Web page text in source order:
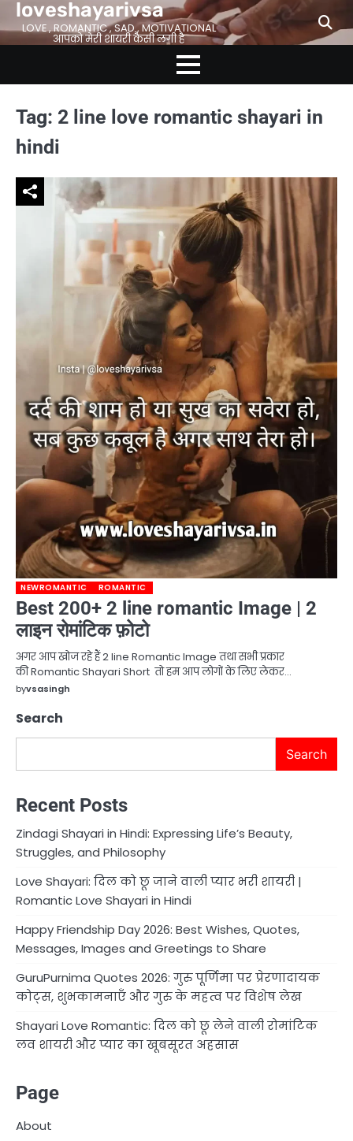
Skip
to
content
loveshayarivsa
LOVE , ROMANTIC , SAD , MOTIVATIONAL
आपको मेरी शायरी कैसी लगी है
Tag: 2 line love romantic shayari in
hindi
NEWROMANTIC ROMANTIC
Best 200+ 2 line romantic Image | 2
लाइन रोमांटिक फ़ोटो
अगर आप खोज रहे हैं 2 line Romantic Image तथा सभी प्रकार
की Romantic Shayari Short तो हम आप लोगों के लिए लेकर…
byvsasingh
Search
Search
Recent Posts
Zindagi Shayari in Hindi: Expressing Life’s Beauty,
Struggles, and Philosophy
Love Shayari: दिल को छू जाने वाली प्यार भरी शायरी |
Romantic Love Shayari in Hindi
Happy Friendship Day 2026: Best Wishes, Quotes,
Messages, Images and Greetings to Share
GuruPurnima Quotes 2026: गुरु पूर्णिमा पर प्रेरणादायक
कोट्स, शुभकामनाएँ और गुरु के महत्व पर विशेष लेख
Shayari Love Romantic: दिल को छू लेने वाली रोमांटिक
लव शायरी और प्यार का खूबसूरत अहसास
Page
About